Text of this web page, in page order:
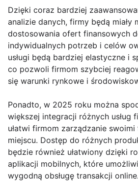
Dzięki coraz bardziej
analizie danych, firmy będą miały
dostosowania ofert finansowych
indywidualnych potrzeb i celów
usługi będą bardziej elastyczne i
co pozwoli firmom szybciej
się warunki rynkowe i
Ponadto, w 2025 roku można
większej integracji różnych usług
ułatwi firmom zarządzanie
miejscu. Dostęp do różnych
będzie również ułatwiony dzięki
aplikacji mobilnych, które
wygodną obsługę transakcji online.